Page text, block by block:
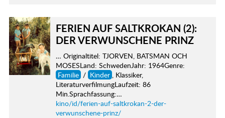
FERIEN AUF SALTKROKAN (2):
DER VERWUNSCHENE PRINZ
… Originaltitel: TJORVEN, BATSMAN OCH
MOSESLand: SchwedenJahr: 1964Genre:
Familie / Kinder , Klassiker,
LiteraturverfilmungLaufzeit: 86
Min.Sprachfassung:…
kino/id/ferien-auf-saltkrokan-2-der-
verwunschene-prinz/